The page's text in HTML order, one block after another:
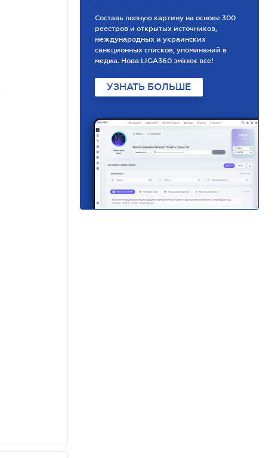
Составь полную картину на основе 300
реестров и открытых источников,
международных и украинских
санкционных списков, упоминаний в
медиа. Нова LIGA360 змінює все!
УЗНАТЬ БОЛЬШЕ